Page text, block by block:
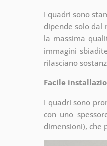
I quadri sono
dipende solo dal
la massima
immagini
rilasciano
Facile
I quadri sono
con uno
dimensioni), che